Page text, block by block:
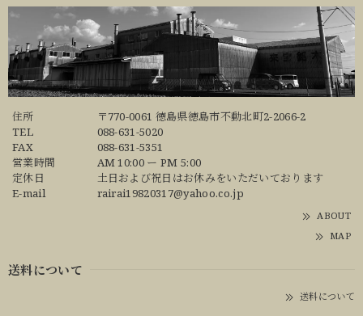
住所
〒770-0061 徳島県徳島市不動北町2-2066-2
TEL
088-631-5020
FAX
088-631-5351
営業時間
AM 10:00 ー PM 5:00
定休日
土日および祝日はお休みをいただいております
E-mail
rairai19820317@yahoo.co.jp
ABOUT
MAP
送料について
送料について